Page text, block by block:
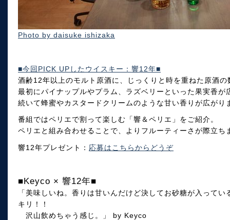
Photo by daisuke ishizaka
■今回PICK UPしたウイスキー：響12年■
酒齢12年以上のモルト原酒に、じっくりと時を重ねた原酒の
最初にパイナップルやプラム、ラズベリーといった果実香が
続いて蜂蜜やカスタードクリームのような甘い香りが広がり
番組ではペリエで割って楽しむ「響＆ペリエ」をご紹介。
ペリエと組み合わせることで、よりフルーティーさが際立ち
響12年プレゼント： 応募はこちらからどうぞ
■Keyco × 響12年■
「美味しいね。香りは甘いんだけど決してお砂糖が入って
キリ！！
沢山飲めちゃう感じ。」 by Keyco